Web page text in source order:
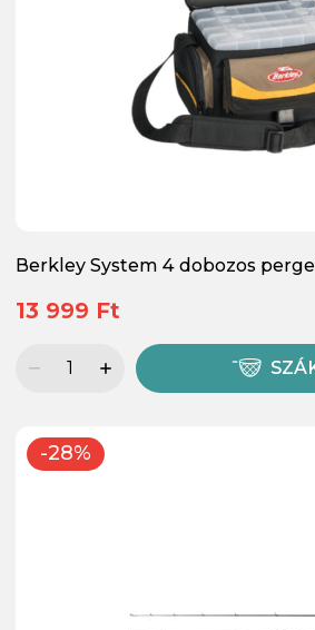
Berkley System 4 dobozos
13 999 Ft
-28%